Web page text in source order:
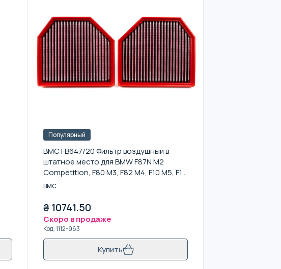
Популярный
BMC FB647/20 Фильтр воздушный в
штатное место для BMW F87N M2
Competition, F80 M3, F82 M4, F10 M5, F13
M6, комплект
BMC
₴ 10741.50
Скоро в продаже
Код:1112-963
Купить